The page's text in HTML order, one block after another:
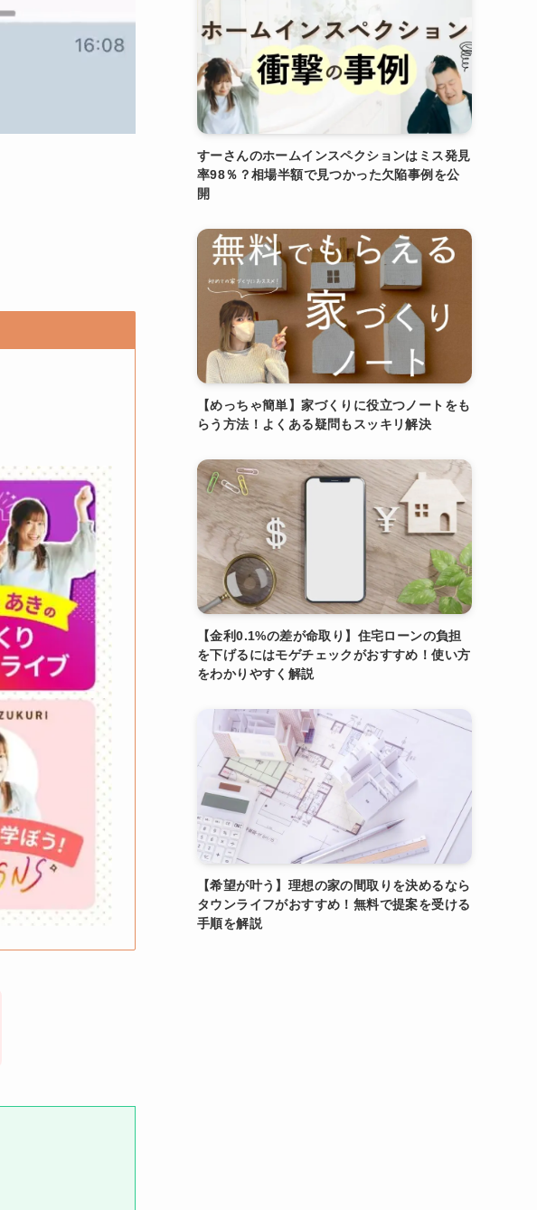
すーさんのホームインスペクションはミス発見
率98％？相場半額で見つかった欠陥事例を公
開
【めっちゃ簡単】家づくりに役立つノートをも
らう方法！よくある疑問もスッキリ解決
【金利0.1%の差が命取り】住宅ローンの負担
を下げるにはモゲチェックがおすすめ！使い方
をわかりやすく解説
【希望が叶う】理想の家の間取りを決めるなら
タウンライフがおすすめ！無料で提案を受ける
手順を解説